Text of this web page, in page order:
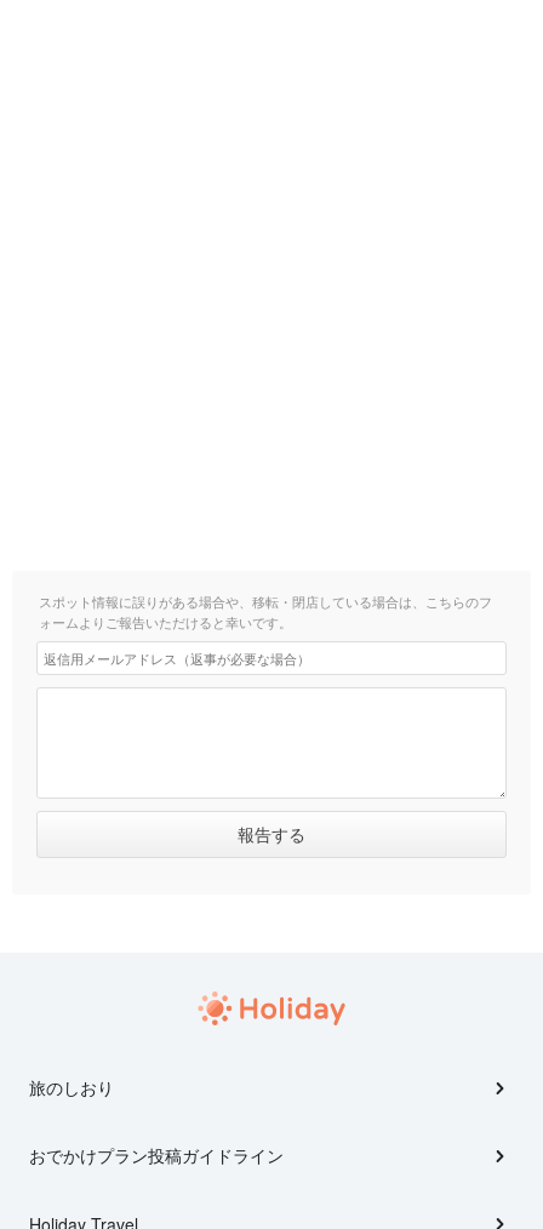
スポット情報に誤りがある場合や、移転・閉店している場合は、こちらのフ
ォームよりご報告いただけると幸いです。
旅のしおり
おでかけプラン投稿ガイドライン
Holiday Travel